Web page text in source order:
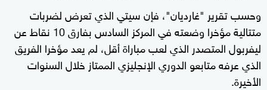
وحسب تقرير "غارديان"، فإن سيتي الذي تعرض لضربات
متتالية مؤخرا وضعته في المركز السادس بفارق 10 نقاط عن
ليفربول المتصدر الذي لعب مباراة أقل، لم يعد مؤخرا الفريق
الذي عرفه متابعو الدوري الإنجليزي الممتاز خلال السنوات
الأخيرة.